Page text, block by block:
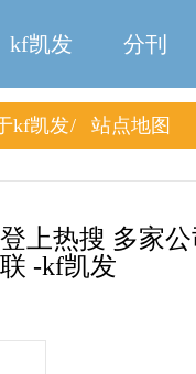
kf凯发 分刊
kf凯发
站点地图
上热搜 多家
-kf凯发